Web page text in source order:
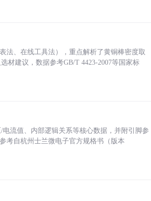
法、在线工具法），重点解析了黄铜棒密度取
材建议，数据参考GB/T 4423-2007等国家标
流值、内部逻辑关系等核心数据，并附引脚参
考自杭州士兰微电子官方规格书（版本